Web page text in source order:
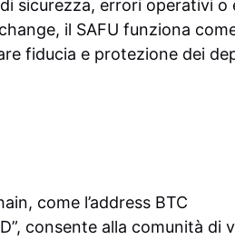
sicurezza, errori operativi o
il SAFU funziona
fiducia e protezione dei
come l’address BTC
consente alla comunità di